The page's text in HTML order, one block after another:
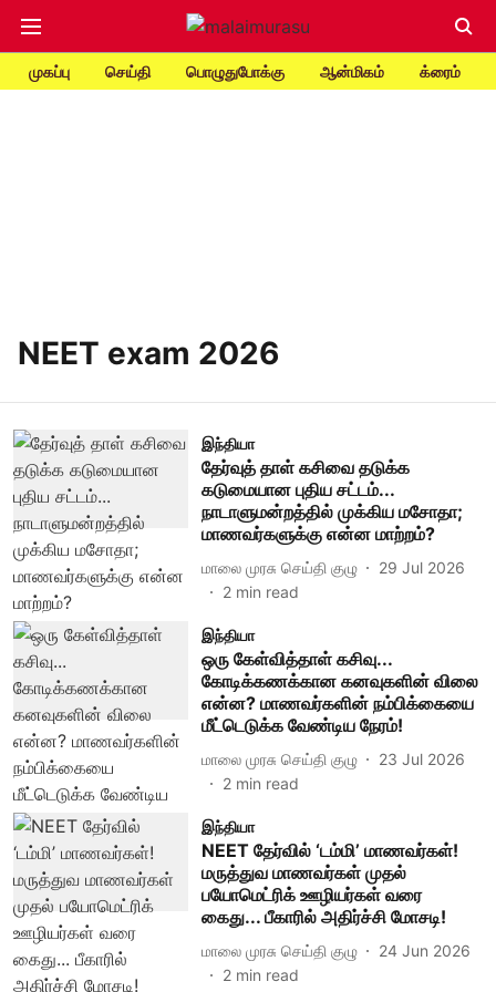
முகப்பு செய்தி பொழுதுபோக்கு ஆன்மிகம் க்ரைம்
NEET exam 2026
இந்தியா
தேர்வுத் தாள் கசிவை தடுக்க
கடுமையான புதிய சட்டம்...
நாடாளுமன்றத்தில் முக்கிய மசோதா;
மாணவர்களுக்கு என்ன மாற்றம்?
மாலை முரசு செய்தி குழு
29 Jul 2026
2 min read
இந்தியா
ஒரு கேள்வித்தாள் கசிவு...
கோடிக்கணக்கான கனவுகளின் விலை
என்ன? மாணவர்களின் நம்பிக்கையை
மீட்டெடுக்க வேண்டிய நேரம்!
மாலை முரசு செய்தி குழு
23 Jul 2026
2 min read
இந்தியா
NEET தேர்வில் ‘டம்மி’ மாணவர்கள்!
மருத்துவ மாணவர்கள் முதல்
பயோமெட்ரிக் ஊழியர்கள் வரை
கைது... பீகாரில் அதிர்ச்சி மோசடி!
மாலை முரசு செய்தி குழு
24 Jun 2026
2 min read